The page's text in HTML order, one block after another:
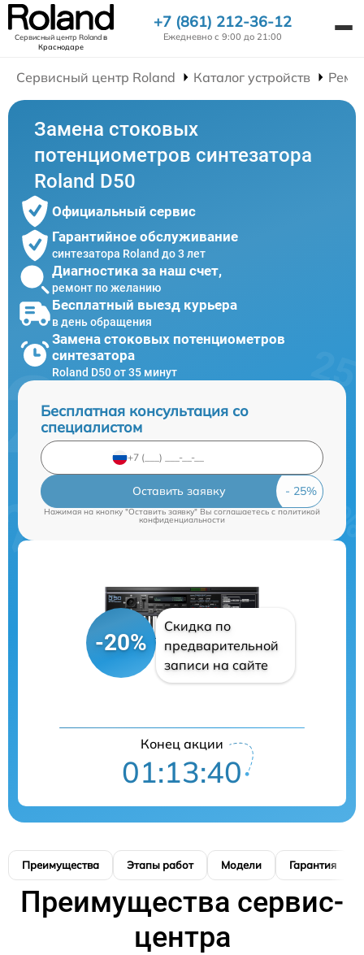
Сервисный центр Rolandв
Краснодаре
+7 (861) 212-36-12
Ежедневно с 9:00 до 21:00
Сервисный центр Roland Каталог устройств
Замена стоковых
потенциометров синтезатора
Roland D50
Официальный сервис
Гарантийное обслуживание
синтезатора Roland до 3 лет
Диагностика за наш счет,
ремонт по желанию
Бесплатный выезд курьера
в день обращения
Замена стоковых потенциометров
синтезатора
Roland D50 от 35 минут
Бесплатная консультация со
специалистом
Оставить заявку
Нажимая на кнопку "Оставить заявку" Вы соглашаетесь cполитикой
конфиденциальности
-20%
Скидка по
предварительной
записи на сайте
Конец акции
01:13:39
Преимущества Этапы работ Модели Гарантия
Преимущества сервис-
центра